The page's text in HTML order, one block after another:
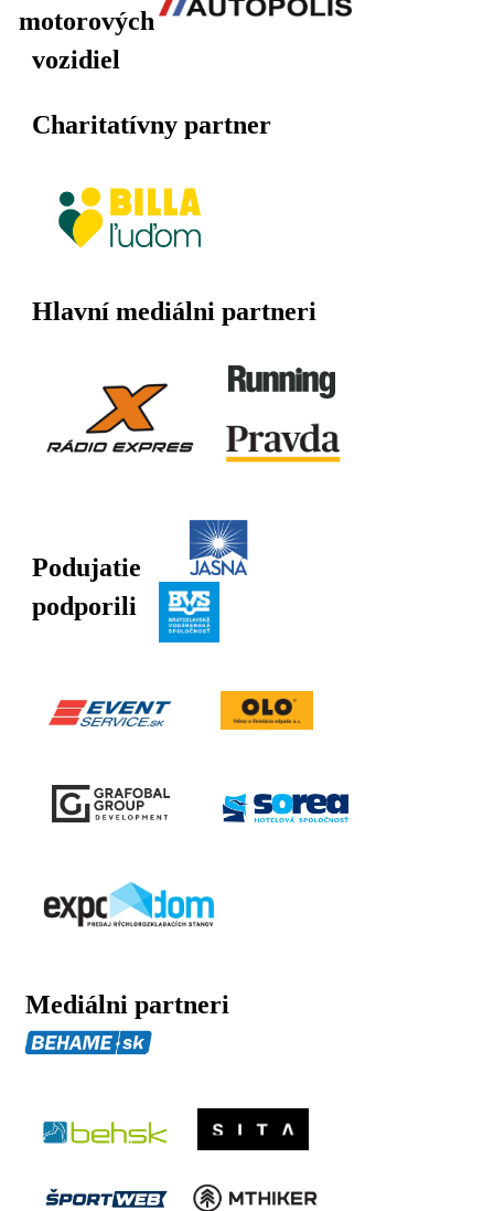
motorových
vozidiel
Charitatívny partner
Hlavní mediálni partneri
Podujatie
podporili
Mediálni partneri